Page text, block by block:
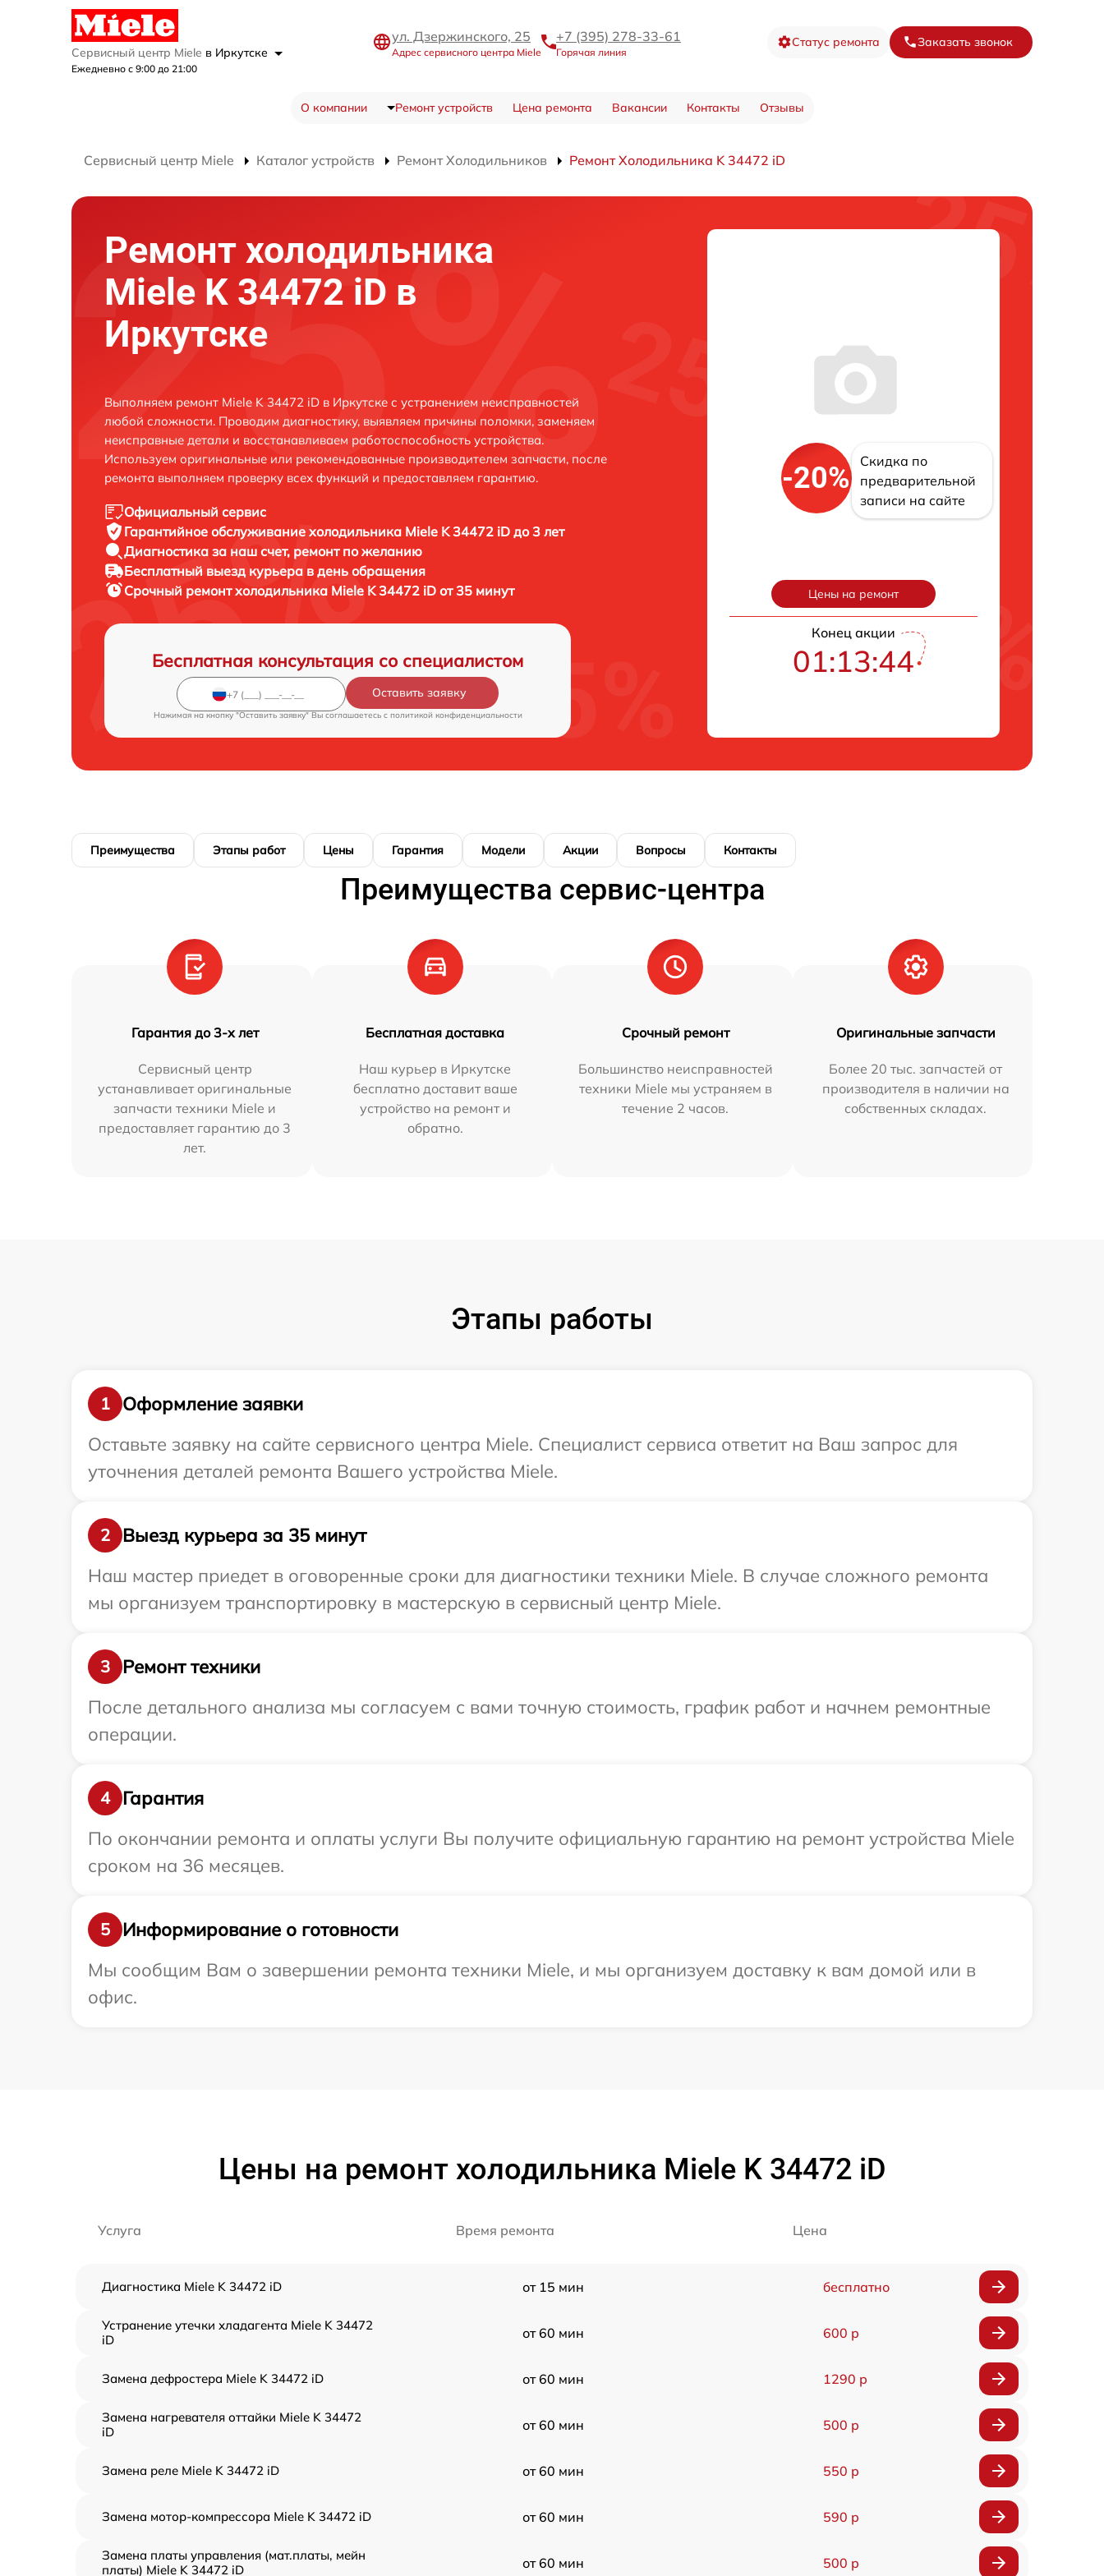
Сервисный центр Miele в Иркутске
Ежедневно с 9:00 до 21:00
ул. Дзержинского, 25
Адрес сервисного центра Miele
+7 (395) 278-33-61
Горячая линия
Статус ремонта Заказать звонок
О компании Ремонт устройств Цена ремонта Вакансии Контакты Отзывы
Сервисный центр Miele Каталог устройств Ремонт Холодильников Ремонт Холодильника K 34472 iD
Ремонт холодильника
Miele K 34472 iD в
Иркутске
Выполняем ремонт Miele K 34472 iD в Иркутске с устранением неисправностей
любой сложности. Проводим диагностику, выявляем причины поломки, заменяем
неисправные детали и восстанавливаем работоспособность устройства.
Используем оригинальные или рекомендованные производителем запчасти, после
ремонта выполняем проверку всех функций и предоставляем гарантию.
Официальный сервис
Гарантийное обслуживание холодильника Miele K 34472 iD до 3 лет
Диагностика за наш счет, ремонт по желанию
Бесплатный выезд курьера в день обращения
Срочный ремонтхолодильника Miele K 34472 iD от 35 минут
Бесплатная консультация со специалистом
Оставить заявку
Нажимая на кнопку "Оставить заявку" Вы соглашаетесь c политикой конфиденциальности
-20%
Скидка по
предварительной
записи на сайте
Цены на ремонт
Конец акции
01:13:43
Преимущества Этапы работ Цены Гарантия Модели Акции Вопросы Контакты
Преимущества сервис-центра
Гарантия до 3-х лет
Сервисный центр
устанавливает оригинальные
запчасти техники Miele и
предоставляет гарантию до 3
лет.
Бесплатная доставка
Наш курьер в Иркутске
бесплатно доставит ваше
устройство на ремонт и
обратно.
Срочный ремонт
Большинство неисправностей
техники Miele мы устраняем в
течение 2 часов.
Оригинальные запчасти
Более 20 тыс. запчастей от
производителя в наличии на
собственных складах.
Этапы работы
1
Оформление заявки
Оставьте заявку на сайте сервисного центра Miele. Специалист сервиса ответит на Ваш запрос для
уточнения деталей ремонта Вашего устройства Miele.
2
Выезд курьера за 35 минут
Наш мастер приедет в оговоренные сроки для диагностики техники Miele. В случае сложного ремонта
мы организуем транспортировку в мастерскую в сервисный центр Miele.
3
Ремонт техники
После детального анализа мы согласуем с вами точную стоимость, график работ и начнем ремонтные
операции.
4
Гарантия
По окончании ремонта и оплаты услуги Вы получите официальную гарантию на ремонт устройства Miele
сроком на 36 месяцев.
5
Информирование о готовности
Мы сообщим Вам о завершении ремонта техники Miele, и мы организуем доставку к вам домой или в
офис.
Цены на ремонт холодильника Miele K 34472 iD
Услуга Время ремонта Цена
Диагностика Miele K 34472 iD от 15 мин бесплатно
Устранение утечки хладагента Miele K 34472
iD
от 60 мин 600 р
Замена дефростера Miele K 34472 iD от 60 мин 1290 р
Замена нагревателя оттайки Miele K 34472
iD
от 60 мин 500 р
Замена реле Miele K 34472 iD от 60 мин 550 р
Замена мотор-компрессора Miele K 34472 iD от 60 мин 590 р
Замена платы управления (мат.платы, мейн
платы) Miele K 34472 iD
от 60 мин 500 р